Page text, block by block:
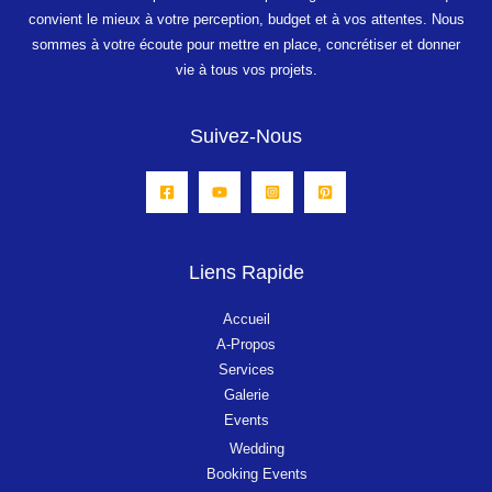
convient le mieux à votre perception, budget et à vos attentes.
Nous
sommes à votre écoute pour mettre en place, concrétiser et donner
vie à tous vos projets.
Suivez-Nous
Liens Rapide
Accueil
A-Propos
Services
Galerie
Events
Wedding
Booking Events